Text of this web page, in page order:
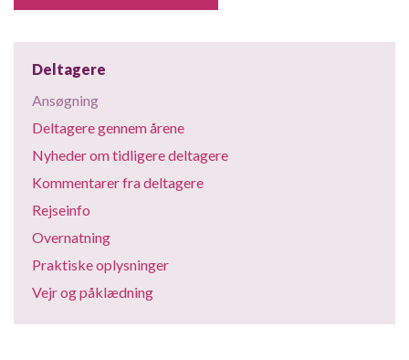
Deltagere
Ansøgning
Deltagere gennem årene
Nyheder om tidligere deltagere
Kommentarer fra deltagere
Rejseinfo
Overnatning
Praktiske oplysninger
Vejr og påklædning